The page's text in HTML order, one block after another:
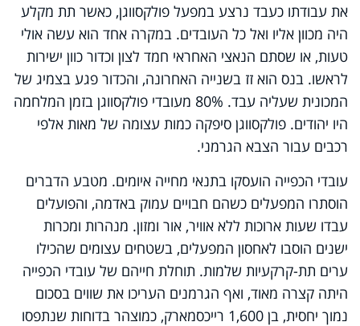
את עבודתו כעבד נרצע במפעל פולקסווגן, כאשר תת מקלע
היה מכוון אליו ואל כל העובדים. במקרה אחד הוא עשה אולי
טעות, או שסתם הנאצי האחראי חמד לצון וכדור כוון ישירות
לראשו. בנס הוא זז בשנייה האחרונה, והכדור פגע בצמיג של
המכונית שעליה עבד. 80% מעובדי פולקסווגן בזמן המלחמה
היו יהודים. פולקסווגן סיפקה כמות עצומה של מאות אלפי
רכבים עבור הצבא הגרמני.
עובדי הכפייה הועסקו בתנאי מחייה איומים. מטבע הדברים
הוסתרו המפעלים כשהם חבויים עמוק באדמה, והפועלים
עבדו שעות ארוכות ללא אוויר, אור ומזון. מנהרות ומכרות
ישנים הוסבו לאחסון המפעלים, בשטחים עצומים שהכילו
ערים תת-קרקעיות שלמות. תוחלת חייהם של עובדי הכפייה
היתה קצרה מאוד, ואף הגרמנים העריכו את שווים בסכום
נמוך יחסית, בן 1,600 רייכסמארק, כמוצהר בדוחות שנתפסו